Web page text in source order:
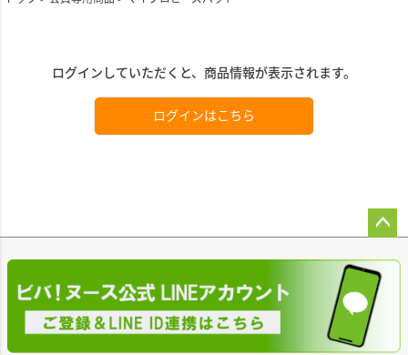
ログインしていただくと、商品情報が表示されます。
ログインはこちら
ジト
ップ
へ